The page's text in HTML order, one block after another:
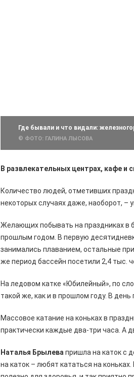
Где бывали и что видали:
© ФОТО: ГАЛИНА ЛЫСОВА
В развлекательных центрах, кафе и
Количество людей, отметивших
некоторых случаях даже, наоборот, –
Желающих побывать на праздниках в
прошлым годом. В первую
занимались плаванием, остальные
же период бассейн посетили 2,4 тыс.
На ледовом катке «Юбилейный», по
такой же, как и в прошлом году. В день
Массовое катание на коньках в
практически каждые два-три часа. А
Наталья Брылева пришла на каток с
на каток – любят кататься на